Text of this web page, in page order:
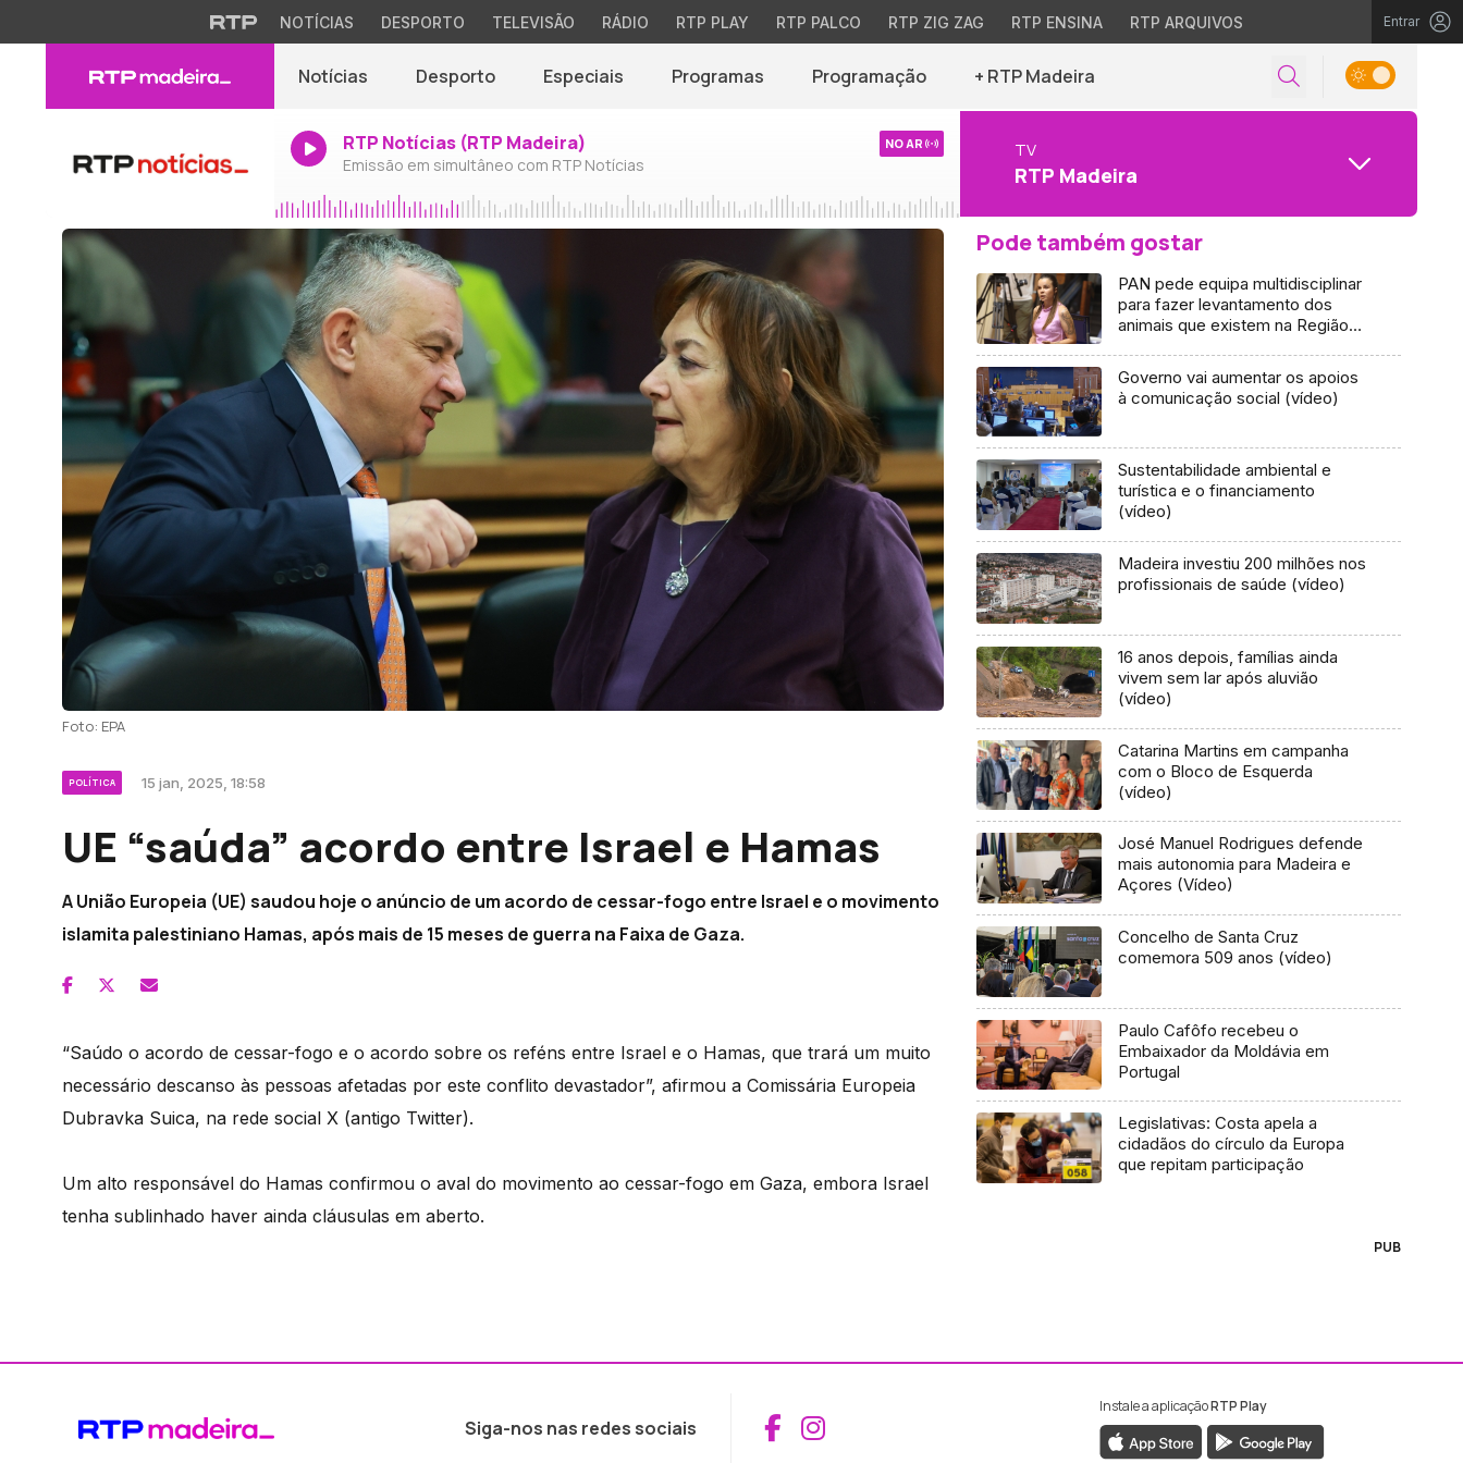
NOTÍCIAS DESPORTO TELEVISÃO RÁDIO RTP PLAY RTP PALCO RTP ZIG ZAG RTP ENSINA RTP ARQUIVOS Entrar
Notícias Desporto Especiais Programas Programação + RTP Madeira
RTP Notícias (RTP Madeira)
Emissão em simultâneo com RTP Notícias
NO AR TV
RTP Madeira
Foto: EPA
POLÍTICA 15 jan, 2025, 18:58
UE “saúda” acordo entre Israel e Hamas
A União Europeia (UE) saudou hoje o anúncio de um acordo de cessar-fogo entre Israel e o movimento
islamita palestiniano Hamas, após mais de 15 meses de guerra na Faixa de Gaza.
“Saúdo o acordo de cessar-fogo e o acordo sobre os reféns entre Israel e o Hamas, que trará um muito
necessário descanso às pessoas afetadas por este conflito devastador”, afirmou a Comissária Europeia
Dubravka Suica, na rede social X (antigo Twitter).
Um alto responsável do Hamas confirmou o aval do movimento ao cessar-fogo em Gaza, embora Israel
tenha sublinhado haver ainda cláusulas em aberto.
Pode também gostar
PAN pede equipa multidisciplinar
para fazer levantamento dos
animais que existem na Região
Governo vai aumentar os apoios
à comunicação social (vídeo)
Sustentabilidade ambiental e
turística e o financiamento
(vídeo)
Madeira investiu 200 milhões nos
profissionais de saúde (vídeo)
16 anos depois, famílias ainda
vivem sem lar após aluvião
(vídeo)
Catarina Martins em campanha
com o Bloco de Esquerda
(vídeo)
José Manuel Rodrigues defende
mais autonomia para Madeira e
Açores (Vídeo)
Concelho de Santa Cruz
comemora 509 anos (vídeo)
Paulo Cafôfo recebeu o
Embaixador da Moldávia em
Portugal
Legislativas: Costa apela a
cidadãos do círculo da Europa
que repitam participação
PUB
Siga-nos nas redes sociais Aceder ao Facebook da RTP Madeira
Aceder ao Instagram da RTP Madeira
Instale a aplicaçãoRTP Play